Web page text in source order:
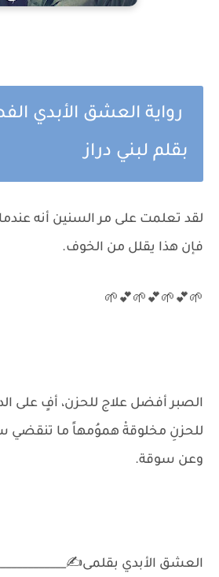
رواية العشق الأبدي
بقلم لبني دراز
لقد تعلمت على مر السنين أنه عندما
فإن هذا يقلل من الخوف.
🌱💕🌱💕🌱💕🌱
الصبر أفضل علاج للحزن، أفٍ على
للحزنِ مخلوقةْ هموُمهاً ما تنقضي
وعن سوقة.
العشق الأبدي